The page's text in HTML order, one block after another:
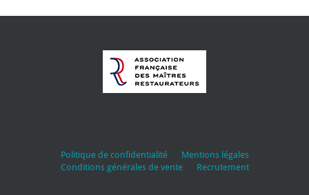
Politique de confidentialité
Mentions légales
Conditions générales de vente
Recrutement